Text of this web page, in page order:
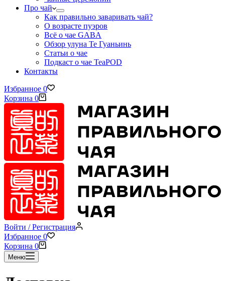
Про чай
Как правильно заваривать чай?
О возрасте пуэров
Всё о чае GABA
Обзор улуна Те Гуаньинь
Статьи о чае
Подкаст о чае TeaPOD
Контакты
Избранное 0
Корзина 0
Войти / Регистрация
Избранное 0
Корзина 0
Меню